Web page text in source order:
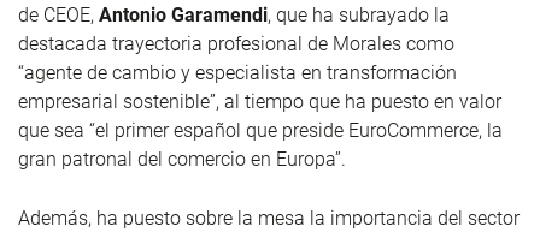
de CEOE, Antonio Garamendi, que ha subrayado la
destacada trayectoria profesional de Morales como
“agente de cambio y especialista en transformación
empresarial sostenible”, al tiempo que ha puesto en valor
que sea “el primer español que preside EuroCommerce, la
gran patronal del comercio en Europa”.
Además, ha puesto sobre la mesa la importancia del sector